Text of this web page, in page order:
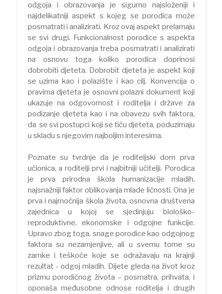
odgoja i obrazovanja je sigurno najsloženiji i
najdelikatniji aspekt s kojeg se porodica može
posmatrati i analizirati. Kroz ovaj aspekt prelamaju
se svi drugi. Funkcionalnost porodice s aspekta
odgoja i obrazovanja treba posmatrati i analizirati
na osnovu toga koliko porodica doprinosi
dobrobiti djeteta. Dobrobit djeteta je aspekt koji
se uzima kao i polazište i kao cilj. Konvencija o
pravima djeteta je osnovni polazni dokument koji
ukazuje na odgovornost i roditelja i države za
podizanje djeteta kao i na obavezu svih faktora,
da se svi postupci koji se tiču djeteta, poduzimaju
u skladu s njegovim najboljim interesima.
Poznate su tvrdnje da je roditeljski dom prva
učionica, a roditelji prvi i najbitniji učitelji. Porodica
je prva prirodna škola humanizacije mladih,
najsnažniji faktor oblikovanja mlade ličnosti. Ona je
prva i najmoćnija škola života, osnovna društvena
zajednica u kojoj se sjedinjuju biološko-
reproduktivne, ekonomske i odgojne funkcije.
Upravo zbog toga, snage porodice kao odgojnog
faktora su nezamjenjive, ali u svemu tome su
zamke i teškoće koje se odražavaju na krajnji
rezultat - odgoj mladih. Dijete gleda na život kroz
prizmu porodičnog života – posmatra, prihvata, i
oponaša međusobne odnose roditelja i drugih